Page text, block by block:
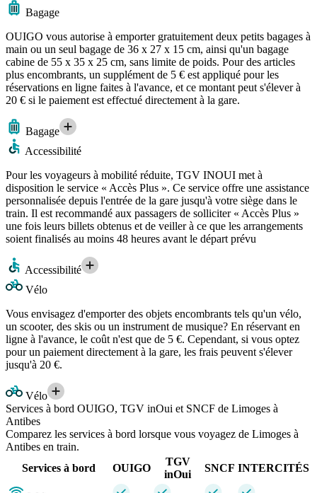
Bagage
OUIGO vous autorise à emporter gratuitement deux petits bagages à
main ou un seul bagage de 36 x 27 x 15 cm, ainsi qu'un bagage
cabine de 55 x 35 x 25 cm, sans limite de poids. Pour des articles
plus encombrants, un supplément de 5 € est appliqué pour les
réservations en ligne faites à l'avance, et ce montant peut s'élever à
20 € si le paiement est effectué directement à la gare.
Bagage
Accessibilité
Pour les voyageurs à mobilité réduite, TGV INOUI met à
disposition le service « Accès Plus ». Ce service offre une assistance
personnalisée depuis l'entrée de la gare jusqu'à votre siège dans le
train. Il est recommandé aux passagers de solliciter « Accès Plus »
une fois leurs billets obtenus et de veiller à ce que les arrangements
soient finalisés au moins 48 heures avant le départ prévu
Accessibilité
Vélo
Vous envisagez d'emporter des objets encombrants tels qu'un vélo,
un scooter, des skis ou un instrument de musique? En réservant en
ligne à l'avance, le coût n'est que de 5 €. Cependant, si vous optez
pour un paiement directement à la gare, les frais peuvent s'élever
jusqu'à 20 €.
Vélo
Services à bord OUIGO, TGV inOui et SNCF de Limoges à
Antibes
Comparez les services à bord lorsque vous voyagez de Limoges à
Antibes en train.
Services à bord
OUIGO
TGV
inOui
SNCF INTERCITÉS